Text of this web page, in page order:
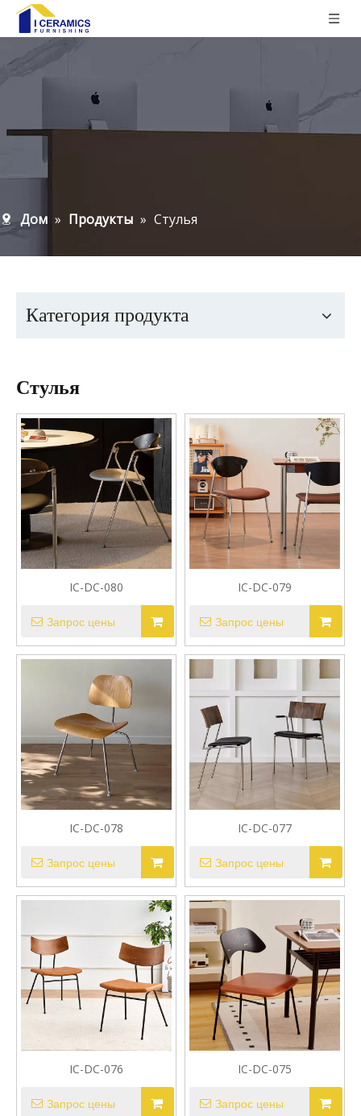
Дом » Продукты » Стулья
Категория продукта
Стулья
IC-DC-080
Запрос цены
IC-DC-079
Запрос цены
IC-DC-078
Запрос цены
IC-DC-077
Запрос цены
IC-DC-076
Запрос цены
IC-DC-075
Запрос цены